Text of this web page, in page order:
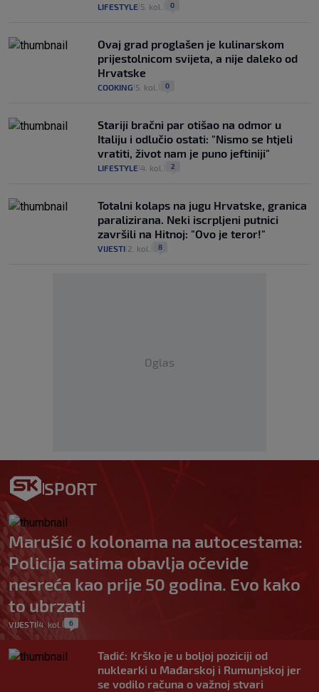
LIFESTYLE 5. kol. 0
Ovaj grad proglašen je kulinarskom
prijestolnicom svijeta, a nije daleko od
Hrvatske
COOKING 5. kol. 0
Stariji bračni par otišao na odmor u
Italiju i odlučio ostati: "Nismo se htjeli
vratiti, život nam je puno jeftiniji"
LIFESTYLE 4. kol. 2
Totalni kolaps na jugu Hrvatske, granica
paralizirana. Neki iscrpljeni putnici
završili na Hitnoj: "Ovo je teror!"
VIJESTI 2. kol. 8
Oglas
SPORT
Marušić o kolonama na autocestama:
Policija satima obavlja očevide
nesreća kao prije 50 godina. Evo kako
to ubrzati
VIJESTI 4. kol. 6
Tadić: Krško je u boljoj poziciji od
nuklearki u Mađarskoj i Rumunjskoj jer
se vodilo računa o važnoj stvari